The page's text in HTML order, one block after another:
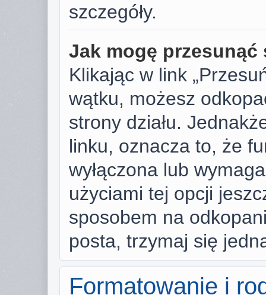
szczegóły.
Jak mogę
Klikając w link
wątku, możesz
strony działu.
linku, oznacza to, że
wyłączona lub
użyciami tej opcji
sposobem na
posta, trzymaj się
Formatowanie i